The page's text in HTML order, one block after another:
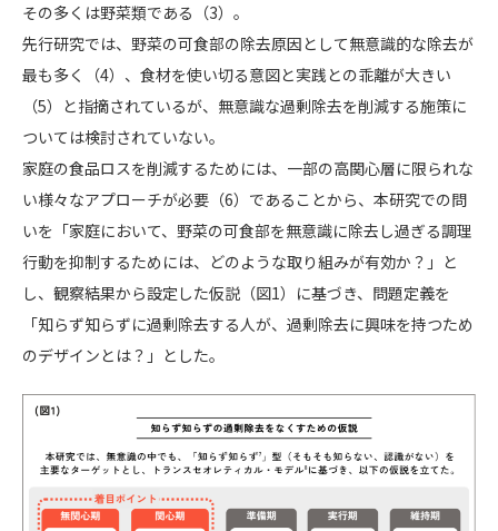
その多くは野菜類である（3）。
先行研究では、野菜の可食部の除去原因として無意識的な除去が
最も多く（4）、食材を使い切る意図と実践との乖離が大きい
（5）と指摘されているが、無意識な過剰除去を削減する施策に
ついては検討されていない。
家庭の食品ロスを削減するためには、一部の高関心層に限られな
い様々なアプローチが必要（6）であることから、本研究での問
いを「家庭において、野菜の可食部を無意識に除去し過ぎる調理
行動を抑制するためには、どのような取り組みが有効か？」と
し、観察結果から設定した仮説（図1）に基づき、問題定義を
「知らず知らずに過剰除去する人が、過剰除去に興味を持つため
のデザインとは？」とした。